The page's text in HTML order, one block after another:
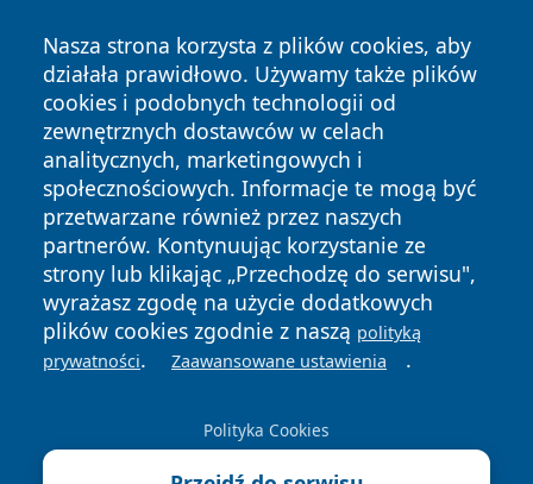
Nasza strona korzysta z plików cookies, aby
działała prawidłowo. Używamy także plików
cookies i podobnych technologii od
zewnętrznych dostawców w celach
analitycznych, marketingowych i
społecznościowych. Informacje te mogą być
przetwarzane również przez naszych
partnerów. Kontynuując korzystanie ze
strony lub klikając „Przechodzę do serwisu",
wyrażasz zgodę na użycie dodatkowych
plików cookies zgodnie z naszą polityką
prywatności. Zaawansowane ustawienia .
Polityka Cookies
Copyright © 2026 pulsbydgoszczy.pl Wszystkie prawa
zastrzeżone.
News Autorzy
Polityka
Prywatności
Polityka
Cookies